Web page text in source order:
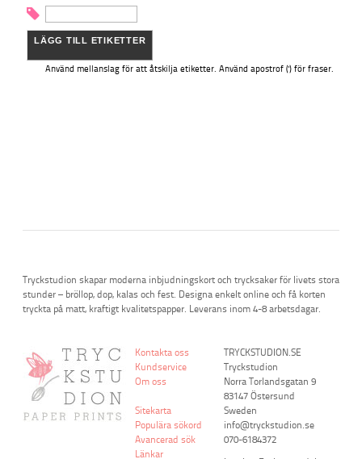
LÄGG TILL ETIKETTER
Använd mellanslag för att åtskilja etiketter. Använd apostrof (') för fraser.
Tryckstudion skapar moderna inbjudningskort och trycksaker för livets stora
stunder – bröllop, dop, kalas och fest. Designa enkelt online och få korten
tryckta på matt, kraftigt kvalitetspapper. Leverans inom 4-8 arbetsdagar.
Kontakta oss
Kundservice
Om oss
Sitekarta
Populära sökord
Avancerad sök
Länkar
TRYCKSTUDION.SE
Tryckstudion
Norra Torlandsgatan 9
83147 Östersund
Sweden
info@tryckstudion.se
070-6184372